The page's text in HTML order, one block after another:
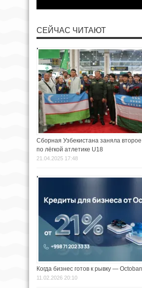
СЕЙЧАС ЧИТАЮТ
Сборная Узбекистана заняла
по лёгкой атлетике U18
21.04.2025 17:48
Когда бизнес готов к рывку —
11.02.2026 20:10